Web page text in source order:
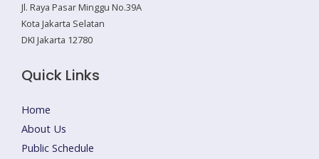
Jl. Raya Pasar Minggu No.39A
Kota Jakarta Selatan
DKI Jakarta 12780
Quick Links
Home
About Us
Public Schedule